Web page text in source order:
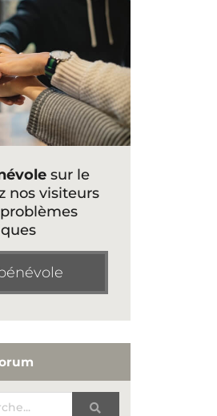
sur le
nos visiteurs